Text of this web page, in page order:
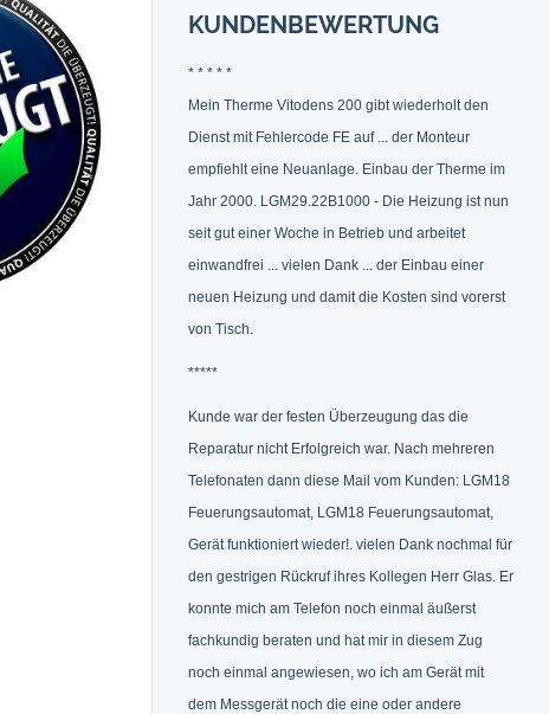
KUNDENBEWERTUNG
* * * * *
Mein Therme Vitodens 200 gibt wiederholt den
Dienst mit Fehlercode FE auf ... der Monteur
empfiehlt eine Neuanlage. Einbau der Therme im
Jahr 2000. LGM29.22B1000 - Die Heizung ist nun
seit gut einer Woche in Betrieb und arbeitet
einwandfrei ... vielen Dank ... der Einbau einer
neuen Heizung und damit die Kosten sind vorerst
von Tisch.
*****
Kunde war der festen Überzeugung das die
Reparatur nicht Erfolgreich war. Nach mehreren
Telefonaten dann diese Mail vom Kunden: LGM18
Feuerungsautomat, LGM18 Feuerungsautomat,
Gerät funktioniert wieder!. vielen Dank nochmal für
den gestrigen Rückruf ihres Kollegen Herr Glas. Er
konnte mich am Telefon noch einmal äußerst
fachkundig beraten und hat mir in diesem Zug
noch einmal angewiesen, wo ich am Gerät mit
dem Messgerät noch die eine oder andere